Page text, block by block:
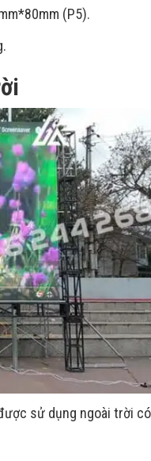
(P5).
sử dụng ngoài trời